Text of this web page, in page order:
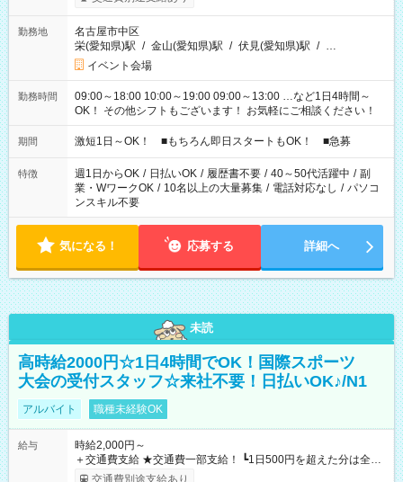
勤務地
名古屋市中区
栄(愛知県)駅 / 金山(愛知県)駅 / 伏見(愛知県)駅 / …
イベント会場
勤務時間
09:00～18:00 10:00～19:00 09:00～13:00 …など1日4時間～
OK！ その他シフトもございます！ お気軽にご相談ください！
期間 激短1日～OK！ ■もちろん即日スタートもOK！ ■急募
特徴 週1日からOK / 日払いOK / 履歴書不要 / 40～50代活躍中 / 副
業・WワークOK / 10名以上の大量募集 / 電話対応なし / パソコ
ンスキル不要
気になる！ 応募する 詳細へ
未読
高時給2000円☆1日4時間でOK！国際スポーツ
大会の受付スタッフ☆来社不要！日払いOK♪/N1
アルバイト 職種未経験OK
給与
時給2,000円～
＋交通費支給 ★交通費一部支給！ ┗1日500円を超えた分は全額
支給！ ※往復500円以内の方は自己負担となります ★日払い
交通費別途支給あり